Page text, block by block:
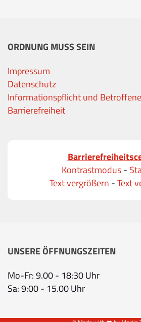
ORDNUNG MUSS SEIN
Impressum
Datenschutz
Informationspflicht und
Barrierefreiheit
Kontrastmodus-
Text vergrößern -Text
UNSERE ÖFFNUNGSZEITEN
Mo-Fr: 9.00 - 18:30 Uhr
Sa: 9:00 - 15.00 Uhr